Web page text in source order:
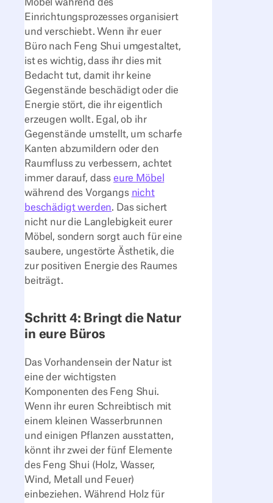
Möbel während des
Einrichtungsprozesses organisiert
und verschiebt. Wenn ihr euer
Büro nach Feng Shui umgestaltet,
ist es wichtig, dass ihr dies mit
Bedacht tut, damit ihr keine
Gegenstände beschädigt oder die
Energie stört, die ihr eigentlich
erzeugen wollt. Egal, ob ihr
Gegenstände umstellt, um scharfe
Kanten abzumildern oder den
Raumfluss zu verbessern, achtet
immer darauf, dass eure Möbel
während des Vorgangs nicht
beschädigt werden. Das sichert
nicht nur die Langlebigkeit eurer
Möbel, sondern sorgt auch für eine
saubere, ungestörte Ästhetik, die
zur positiven Energie des Raumes
beiträgt.
Schritt 4: Bringt die Natur
in eure Büros
Das Vorhandensein der Natur ist
eine der wichtigsten
Komponenten des Feng Shui.
Wenn ihr euren Schreibtisch mit
einem kleinen Wasserbrunnen
und einigen Pflanzen ausstatten,
könnt ihr zwei der fünf Elemente
des Feng Shui (Holz, Wasser,
Wind, Metall und Feuer)
einbeziehen. Während Holz für